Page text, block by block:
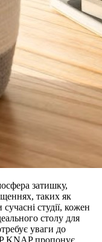
затишку,
таких як
студії, кожен
столу для
уваги до
KNAP пропонує